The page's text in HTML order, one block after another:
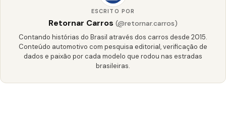
ESCRITO POR
Retornar Carros (@retornar.carros)
Contando histórias do Brasil através dos carros desde 2015.
Conteúdo automotivo com pesquisa editorial, verificação de
dados e paixão por cada modelo que rodou nas estradas
brasileiras.